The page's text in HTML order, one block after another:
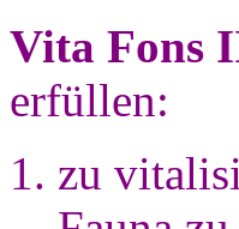
Vita Fons
erfüllen:
zu